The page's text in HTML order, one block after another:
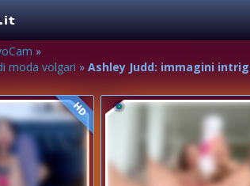
»
moda volgari »Ashley Judd: immagini
HD